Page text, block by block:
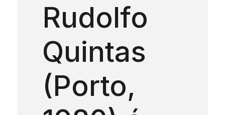
Rudolfo
Quintas
(Porto,